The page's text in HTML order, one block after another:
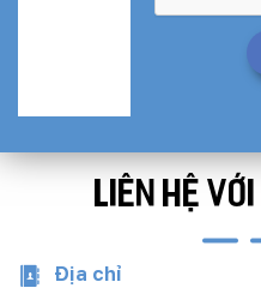
LIÊN HỆ VỚI
Địa chỉ